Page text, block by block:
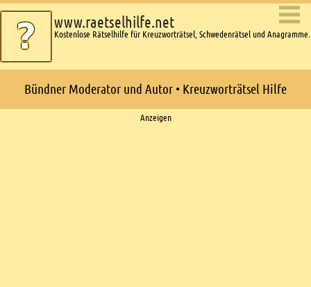
www.raetselhilfe.net
Kostenlose Rätselhilfe für Kreuzworträtsel, Schwedenrätsel und Anagramme.
Bündner Moderator und Autor • Kreuzworträtsel Hilfe
Anzeigen